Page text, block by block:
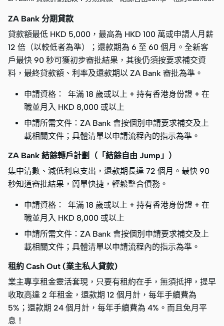
ZA Bank 分期貸款
貸款額最低 HKD 5,000，最高為 HKD 100 萬或申請人月薪
12 倍（以較低者為準）；還款期為 6 至 60 個月。全新客
戶最快 90 秒可獲初步審批結果，其後仍須按要求補交資
料，最終貸款額、利率及還款期以 ZA Bank 審批為準。
申請資格： 年滿 18 歲或以上 + 持有香港身份證 + 在
職並月入 HKD 8,000 或以上
申請所需文件：ZA Bank 會按個別申請要求補交及上
載相關文件；具體清單以申請流程內的指示為準。
ZA Bank 結餘轉戶計劃（「結餘自由 Jump」）
集中清數、減低利息支出，還款期長達 72 個月。最快 90
秒知道審批結果，簡單快捷，輕鬆整合債務。
申請資格： 年滿 18 歲或以上 + 持有香港身份證 + 在
職並月入 HKD 8,000 或以上
申請所需文件：ZA Bank 會按個別申請要求補交及上
載相關文件；具體清單以申請流程內的指示為準。
租約 Cash Out (業主私人貸款)
業主專享租金靈活套現，只要有租約在手，無須抵押，提早
收取高達 2 年租金，還款期 12 個月計，每年手續費為
5%；還款期 24 個月計，每年手續費為 4%。而且免月平
息！